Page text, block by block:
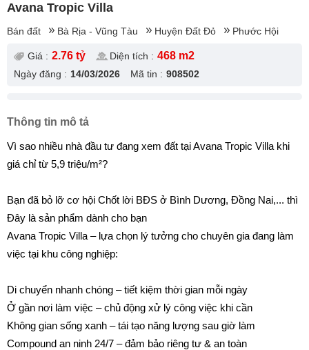
Avana Tropic Villa
Bán đất Bà Rịa - Vũng Tàu Huyện Đất Đỏ Phước Hội
Giá : 2.76 tỷ Diện tích : 468 m2
Ngày đăng : 14/03/2026 Mã tin : 908502
Thông tin mô tả
Vì sao nhiều nhà đầu tư đang xem đất tại Avana Tropic Villa khi
giá chỉ từ 5,9 triệu/m²?
Bạn đã bỏ lỡ cơ hội Chốt lời BĐS ở Bình Dương, Đồng Nai,... thì
Đây là sản phẩm dành cho bạn
Avana Tropic Villa – lựa chọn lý tưởng cho chuyên gia đang làm
việc tại khu công nghiệp:
Di chuyển nhanh chóng – tiết kiệm thời gian mỗi ngày
Ở gần nơi làm việc – chủ động xử lý công việc khi cần
Không gian sống xanh – tái tạo năng lượng sau giờ làm
Compound an ninh 24/7 – đảm bảo riêng tư & an toàn